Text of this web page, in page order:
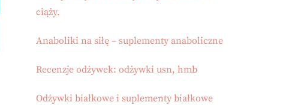
ciąży.
Anaboliki na siłę – suplementy anaboliczne
Recenzje odżywek: odżywki usn, hmb
Odżywki białkowe i suplementy białkowe